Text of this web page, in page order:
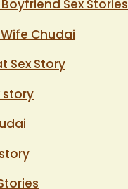
Sex Stories
Chudai
Sex Story
story